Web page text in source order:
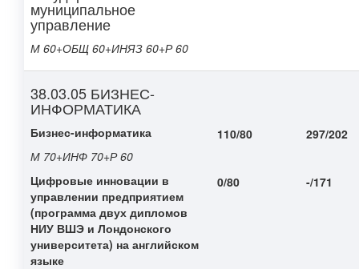
муниципальное
управление
М 60+ОБЩ 60+ИНЯЗ 60+Р 60
38.03.05 БИЗНЕС-
ИНФОРМАТИКА
Бизнес-информатика
М 70+ИНФ 70+Р 60
Цифровые инновации в
управлении предприятием
(программа двух дипломов
НИУ ВШЭ и Лондонского
университета) на английском
языке
110/80
0/80
297/202
-/171